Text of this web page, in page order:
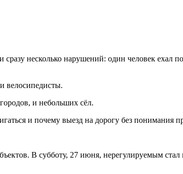
несколько нарушений: один человек ехал
велосипедисты.
и небольших сёл.
и почему выезд на дорогу без понимания
В субботу, 27 июня, нерегулируемым стал